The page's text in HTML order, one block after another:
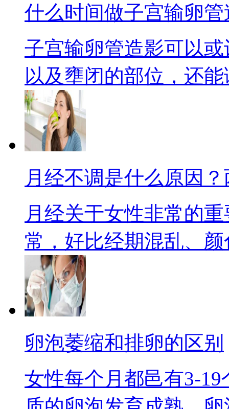
什么时间做子宫输卵管
子宫输卵管造影可以
以及壅闭的部位，还能
月经不调是什么原因
月经关于女性非常的
常，好比经期混乱、颜
卵泡萎缩和排卵的区别
女性每个月都邑有3-